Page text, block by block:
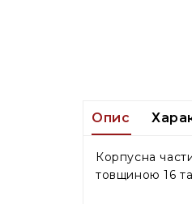
Опис
Корпусна
товщиною 16